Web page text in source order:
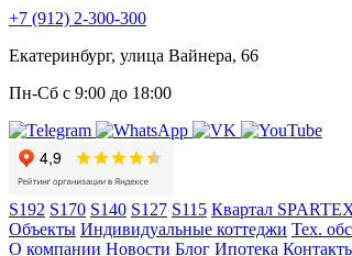
+7 (912) 2-300-300
Екатеринбург, улица Вайнера, 66
Пн-Сб с 9:00 до 18:00
S192 S170 S140 S127 S115 Квартал
Объекты Индивидуальные коттеджи Тех.
О компании Новости Блог Ипотека